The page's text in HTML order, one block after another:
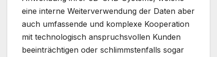
eine interne Weiterverwendung der Daten aber
auch umfassende und komplexe Kooperation
mit technologisch anspruchsvollen Kunden
beeinträchtigen oder schlimmstenfalls sogar